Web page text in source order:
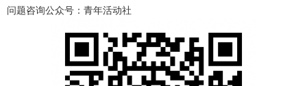
问题咨询公众号：青年活动社